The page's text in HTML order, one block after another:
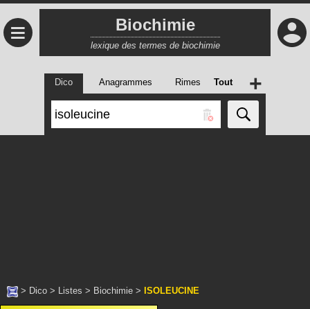
≡ Biochimie
lexique des termes de biochimie
Dico Anagrammes Rimes Tout +
> Dico > Listes > Biochimie > ISOLEUCINE